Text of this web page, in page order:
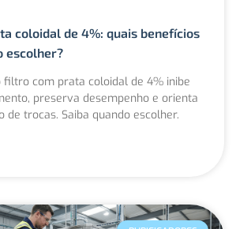
coloidal de 4%: quais benefícios
escolher?
filtro com prata coloidal de 4% inibe
preserva desempenho e orienta
de trocas. Saiba quando escolher.